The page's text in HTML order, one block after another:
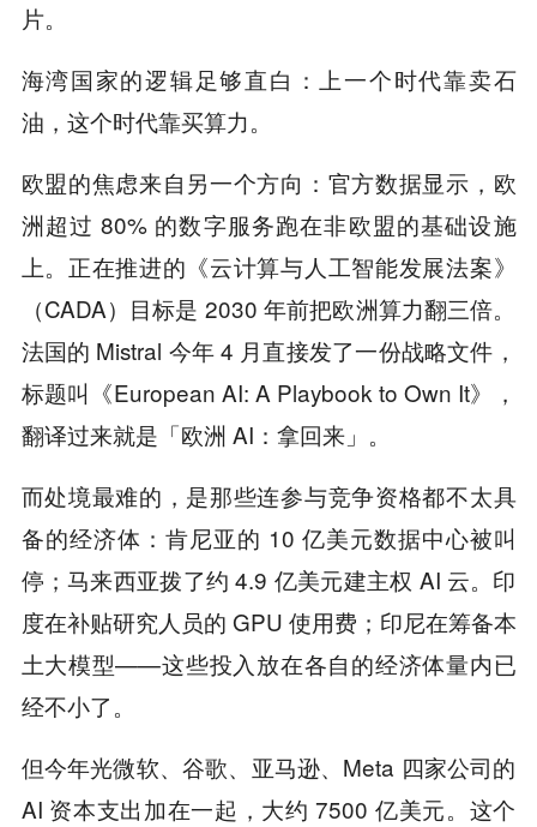
片。
海湾国家的逻辑足够直白：上一个时代靠卖石
油，这个时代靠买算力。
欧盟的焦虑来自另一个方向：官方数据显示，欧
洲超过 80% 的数字服务跑在非欧盟的基础设施
上。正在推进的《云计算与人工智能发展法案》
（CADA）目标是 2030 年前把欧洲算力翻三倍。
法国的 Mistral 今年 4 月直接发了一份战略文件，
标题叫《European AI: A Playbook to Own It》，
翻译过来就是「欧洲 AI：拿回来」。
而处境最难的，是那些连参与竞争资格都不太具
备的经济体：肯尼亚的 10 亿美元数据中心被叫
停；马来西亚拨了约 4.9 亿美元建主权 AI 云。印
度在补贴研究人员的 GPU 使用费；印尼在筹备本
土大模型——这些投入放在各自的经济体量内已
经不小了。
但今年光微软、谷歌、亚马逊、Meta 四家公司的
AI 资本支出加在一起，大约 7500 亿美元。这个